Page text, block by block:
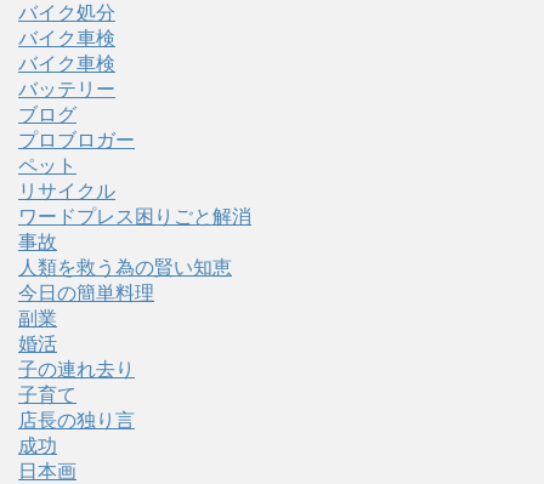
バイク処分
バイク車検
バイク車検
バッテリー
ブログ
プロブロガー
ペット
リサイクル
ワードプレス困りごと解消
事故
人類を救う為の賢い知恵
今日の簡単料理
副業
婚活
子の連れ去り
子育て
店長の独り言
成功
日本画